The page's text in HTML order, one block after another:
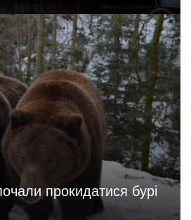
прокидатися бурі